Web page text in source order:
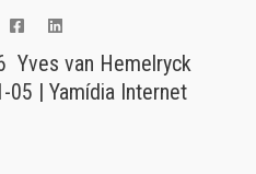
Yves van Hemelryck
05 | Yamídia Internet